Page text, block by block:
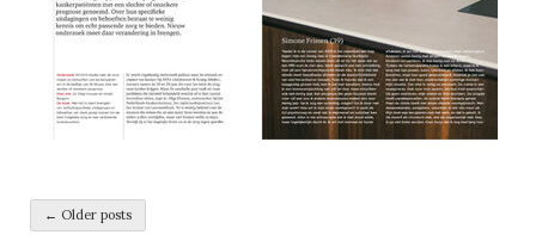
Post navigation
← Older posts